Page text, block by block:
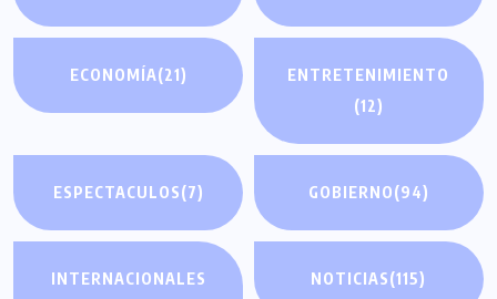
ECONOMÍA(21)
ENTRETENIMIENTO
(12)
ESPECTACULOS(7) GOBIERNO(94)
INTERNACIONALES
NOTICIAS(115)